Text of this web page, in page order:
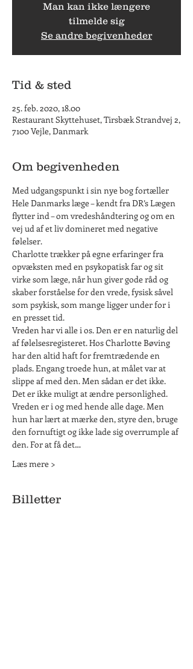
Man kan ikke længere
tilmelde sig
Se andre begivenheder
Tid & sted
25. feb. 2020, 18.00
Restaurant Skyttehuset, Tirsbæk Strandvej 2,
7100 Vejle, Danmark
Om begivenheden
Med udgangspunkt i sin nye bog fortæller
Hele Danmarks læge – kendt fra DR’s Lægen
flytter ind – om vredeshåndtering og om en
vej ud af et liv domineret med negative
følelser.
Charlotte trækker på egne erfaringer fra
opvæksten med en psykopatisk far og sit
virke som læge, når hun giver gode råd og
skaber forståelse for den vrede, fysisk såvel
som psykisk, som mange ligger under for i
en presset tid.
Vreden har vi alle i os. Den er en naturlig del
af følelsesregisteret. Hos Charlotte Bøving
har den altid haft for fremtrædende en
plads. Engang troede hun, at målet var at
slippe af med den. Men sådan er det ikke.
Det er ikke muligt at ændre personlighed.
Vreden er i og med hende alle dage. Men
hun har lært at mærke den, styre den, bruge
den fornuftigt og ikke lade sig overrumple af
den. For at få det…
Læs mere >
Billetter